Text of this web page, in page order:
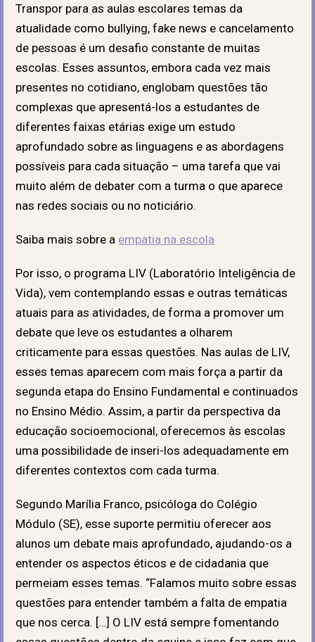
Transpor para as aulas escolares temas da
atualidade como bullying, fake news e cancelamento
de pessoas é um desafio constante de muitas
escolas. Esses assuntos, embora cada vez mais
presentes no cotidiano, englobam questões tão
complexas que apresentá-los a estudantes de
diferentes faixas etárias exige um estudo
aprofundado sobre as linguagens e as abordagens
possíveis para cada situação – uma tarefa que vai
muito além de debater com a turma o que aparece
nas redes sociais ou no noticiário.
Saiba mais sobre a empatia na escola
Por isso, o programa LIV (Laboratório Inteligência de
Vida), vem contemplando essas e outras temáticas
atuais para as atividades, de forma a promover um
debate que leve os estudantes a olharem
criticamente para essas questões. Nas aulas de LIV,
esses temas aparecem com mais força a partir da
segunda etapa do Ensino Fundamental e continuados
no Ensino Médio. Assim, a partir da perspectiva da
educação socioemocional, oferecemos às escolas
uma possibilidade de inseri-los adequadamente em
diferentes contextos com cada turma.
Segundo Marília Franco, psicóloga do Colégio
Módulo (SE), esse suporte permitiu oferecer aos
alunos um debate mais aprofundado, ajudando-os a
entender os aspectos éticos e de cidadania que
permeiam esses temas. “Falamos muito sobre essas
questões para entender também a falta de empatia
que nos cerca. […] O LIV está sempre fomentando